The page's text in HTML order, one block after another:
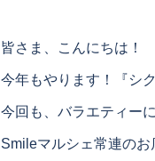
皆さま、こんにちは！
今年もやります！『シ
今回も、バラエティー
Smileマルシェ常連の